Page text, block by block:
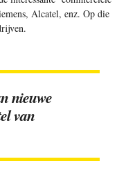
Alcatel, enz. Op die
nieuwe
van